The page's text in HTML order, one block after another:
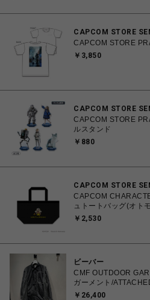
CAPCOM STORE
CAPCOM STORE
￥3,850
CAPCOM STORE
CAPCOM STORE
ルスタンド
￥880
CAPCOM STORE
CAPCOM
ュトートバッグ(オト
￥2,530
ビーバー
CMF OUTDOOR
ガーメント/
￥26,400